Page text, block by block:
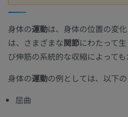
身体の運動は、身体の位置の変
は、さまざまな関節にわたって生
び伸筋の系統的な収縮によっても
身体の運動の例としては、以下
屈曲